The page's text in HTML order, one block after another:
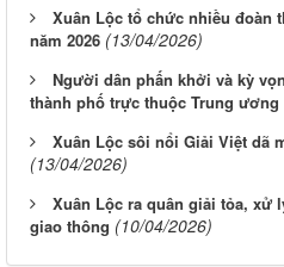
Xuân Lộc tổ chức nhiều đoàn
năm 2026 (13/04/2026)
Người dân phấn khởi và kỳ
thành phố trực thuộc Trung ương
Xuân Lộc sôi nổi Giải Việt dã
(13/04/2026)
Xuân Lộc ra quân giải tỏa, xử
giao thông (10/04/2026)